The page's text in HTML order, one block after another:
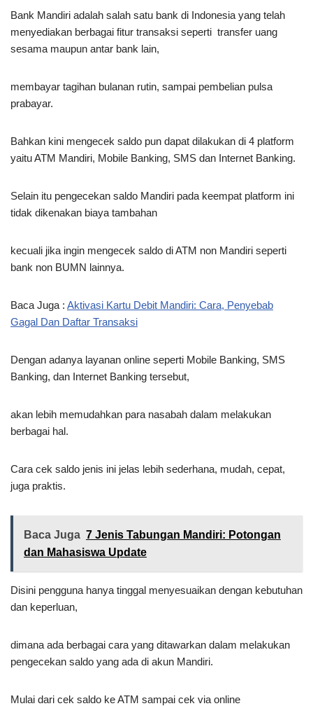
Bank Mandiri adalah salah satu bank di Indonesia yang telah
menyediakan berbagai fitur transaksi seperti transfer uang
sesama maupun antar bank lain,
membayar tagihan bulanan rutin, sampai pembelian pulsa
prabayar.
Bahkan kini mengecek saldo pun dapat dilakukan di 4 platform
yaitu ATM Mandiri, Mobile Banking, SMS dan Internet Banking.
Selain itu pengecekan saldo Mandiri pada keempat platform ini
tidak dikenakan biaya tambahan
kecuali jika ingin mengecek saldo di ATM non Mandiri seperti
bank non BUMN lainnya.
Baca Juga : Aktivasi Kartu Debit Mandiri: Cara, Penyebab
Gagal Dan Daftar Transaksi
Dengan adanya layanan online seperti Mobile Banking, SMS
Banking, dan Internet Banking tersebut,
akan lebih memudahkan para nasabah dalam melakukan
berbagai hal.
Cara cek saldo jenis ini jelas lebih sederhana, mudah, cepat,
juga praktis.
Baca Juga 7 Jenis Tabungan Mandiri: Potongan
dan Mahasiswa Update
Disini pengguna hanya tinggal menyesuaikan dengan kebutuhan
dan keperluan,
dimana ada berbagai cara yang ditawarkan dalam melakukan
pengecekan saldo yang ada di akun Mandiri.
Mulai dari cek saldo ke ATM sampai cek via online